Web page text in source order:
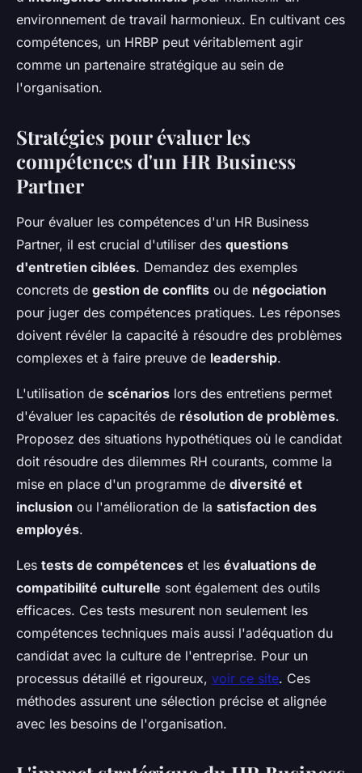
environnement de travail harmonieux. En cultivant ces
compétences, un HRBP peut véritablement agir
comme un partenaire stratégique au sein de
l'organisation.
Stratégies pour évaluer les
compétences d'un HR Business
Partner
Pour évaluer les compétences d'un HR Business
Partner, il est crucial d'utiliser des questions
d'entretien ciblées. Demandez des exemples
concrets de gestion de conflits ou de négociation
pour juger des compétences pratiques. Les réponses
doivent révéler la capacité à résoudre des problèmes
complexes et à faire preuve de leadership.
L'utilisation de scénarios lors des entretiens permet
d'évaluer les capacités de résolution de problèmes.
Proposez des situations hypothétiques où le candidat
doit résoudre des dilemmes RH courants, comme la
mise en place d'un programme de diversité et
inclusion ou l'amélioration de la satisfaction des
employés.
Les tests de compétences et les évaluations de
compatibilité culturelle sont également des outils
efficaces. Ces tests mesurent non seulement les
compétences techniques mais aussi l'adéquation du
candidat avec la culture de l'entreprise. Pour un
processus détaillé et rigoureux, voir ce site. Ces
méthodes assurent une sélection précise et alignée
avec les besoins de l'organisation.